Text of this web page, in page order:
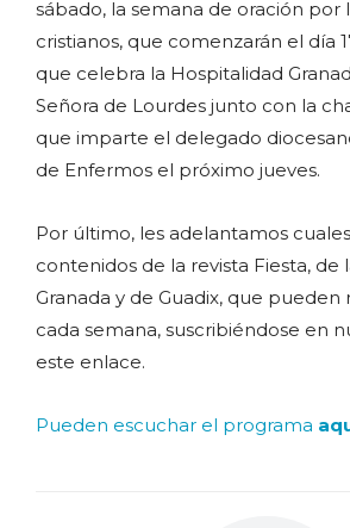
sábado, la semana de oración por
cristianos, que comenzarán el día
que celebra la Hospitalidad
Señora de Lourdes junto con la
que imparte el delegado
de Enfermos el próximo jueves.
Por último, les adelantamos
contenidos de la revista Fiesta, de
Granada y de Guadix, que pueden
cada semana, suscribiéndose en
este enlace.
Pueden escuchar el programa